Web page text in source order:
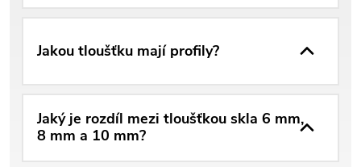
Jakou tloušťku mají profily?
Jaký je rozdíl mezi tloušťkou skla 6 mm,
8 mm a 10 mm?